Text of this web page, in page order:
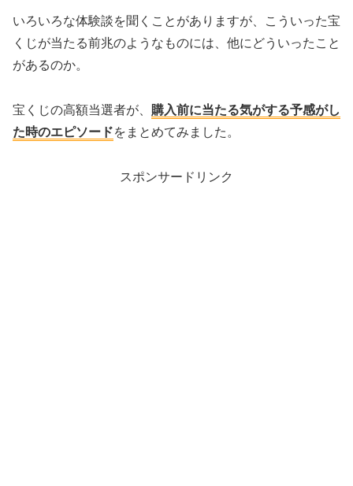
いろいろな体験談を聞くことがありますが、こういった宝
くじが当たる前兆のようなものには、他にどういったこと
があるのか。
宝くじの高額当選者が、 購入前に当たる気がする予感がし
た時のエピソードをまとめてみました。
スポンサードリンク